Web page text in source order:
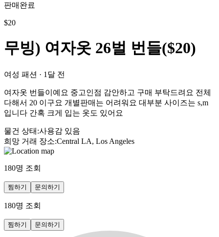
판매완료
$20
무빙) 여자옷 26벌 번들($20)
여성 패션 · 1달 전
여자옷 번들이예요 중고인점 감안하고 구매 부탁드려요 전체
다해서 20 이구요 개별판매는 어려워요 대부분 사이즈는 s,m
입니다 간혹 크게 입는 옷도 있어요
물건 상태 :사용감 있음
희망 거래 장소:Central LA, Los Angeles
180명 조회
찜하기 문의하기
180명 조회
찜하기 문의하기